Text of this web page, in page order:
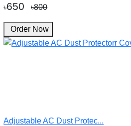
৳650 ৳800
Order Now
Adjustable AC Dust Protec...